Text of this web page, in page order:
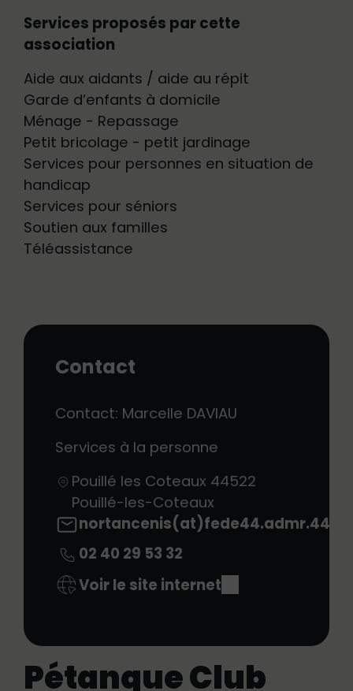
Services proposés par cette
association
Aide aux aidants / aide au répit
Garde d’enfants à domicile
Ménage - Repassage
Petit bricolage - petit jardinage
Services pour personnes en situation de
handicap
Services pour séniors
Soutien aux familles
Téléassistance
Contact
Contact: Marcelle DAVIAU
Services à la personne
Pouillé les Coteaux 44522
Pouillé-les-Coteaux
nortancenis(at)fede44.admr.44
02 40 29 53 32
Voir le site internet
Pétanque Club